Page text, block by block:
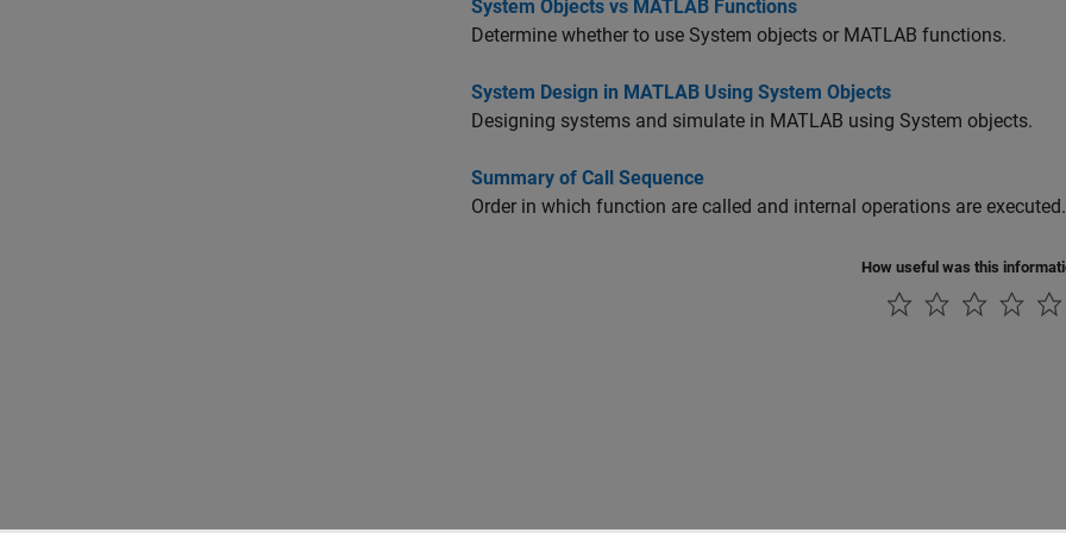
System Objects vs MATLAB Functions
Determine whether to use System objects or MATLAB functions.
System Design in MATLAB Using System Objects
Designing systems and simulate in MATLAB using System objects.
Summary of Call Sequence
Order in which function are called and internal operations are executed.
How useful was this